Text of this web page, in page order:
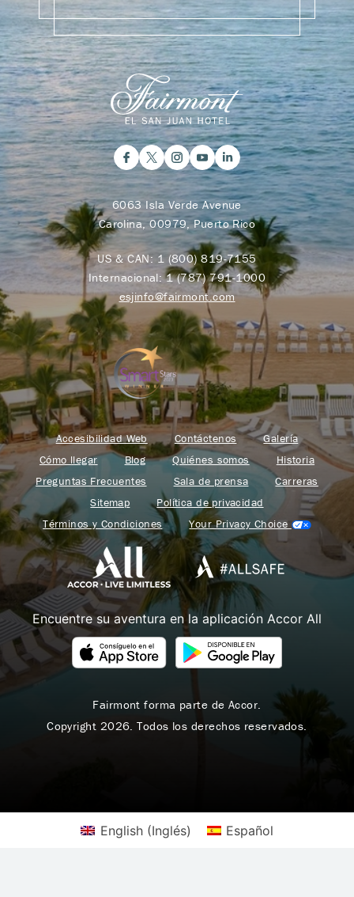
6063 Isla Verde Avenue
Carolina, 00979, Puerto Rico
US & CAN: 1 (800) 819-7155
Internacional:1 (787) 791-1000
esjinfo@fairmont.com
Accesibilidad Web Contáctenos
Galería
Cómo llegar
Blog Quiénes somos
Historia
Preguntas Frecuentes
Sala de prensa
Carreras
Sitemap
Política de privacidad
Términos y Condiciones
Your Privacy Choice
Encuentre su aventura en la aplicación Accor All
Fairmont forma parte de Accor.
Copyright 2026. Todos los derechos reservados.
English(Inglés) Español